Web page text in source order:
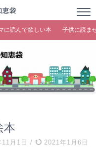
恵袋
に読んで欲しい本 子供に読ま
本
月1日 / 2021年1月6日